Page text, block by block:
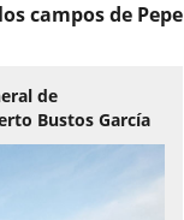
campos de Pepe
de
Bustos García